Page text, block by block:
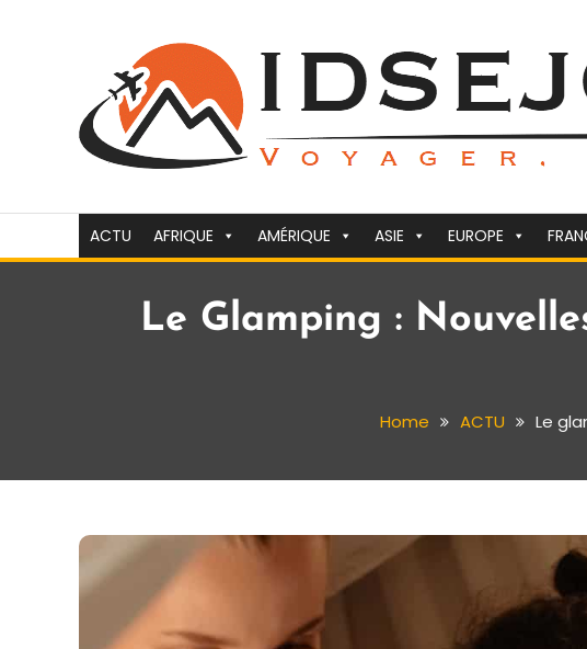
ACTU AFRIQUE AMÉRIQUE ASIE EUROPE
Le Glamping :
Home ACTU Le